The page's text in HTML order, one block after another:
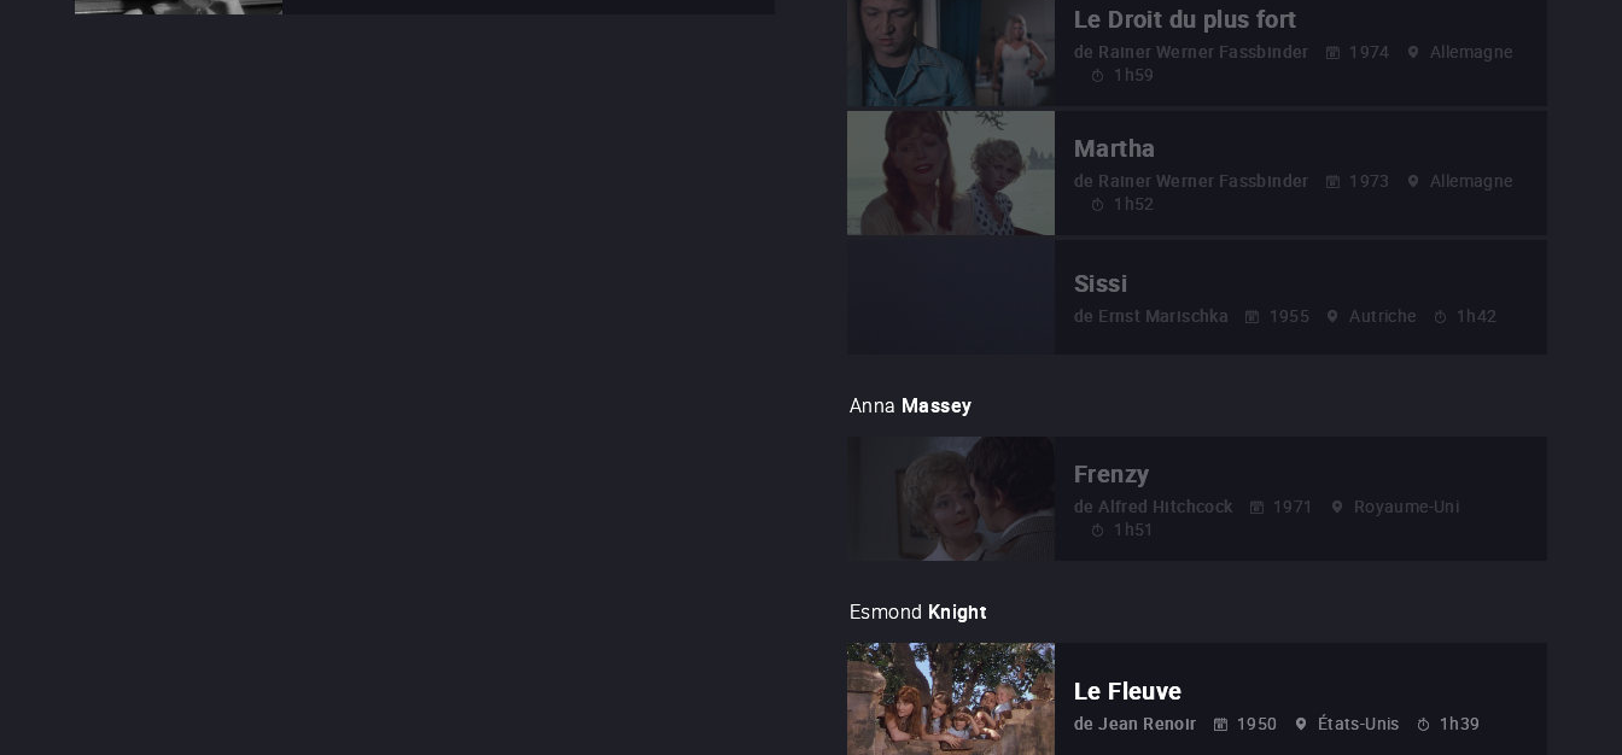
Le Droit du plus fort
de Rainer Werner Fassbinder 1974
Allemagne
1h59
Martha
de Rainer Werner Fassbinder 1973
Allemagne
1h52
Sissi
de Ernst Marischka 1955 Autriche 1h42
Anna Massey
Frenzy
de Alfred Hitchcock 1971
Royaume-Uni
1h51
Esmond Knight
Le Fleuve
de Jean Renoir 1950 États-Unis 1h39